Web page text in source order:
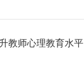
教师心理教育水平